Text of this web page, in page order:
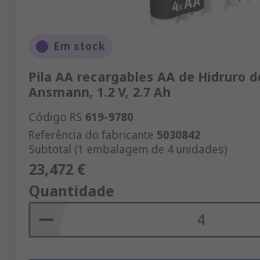
alcance de los niños, y se debe
ingestión.
Transporte aéreo: existen
restricciones y prohibiciones
transporte aéreo de baterías
litio. Tenga esto en cuenta al
transportar baterías de litio.
Em stock
Pila AA recargables AA de Hidruro
Ansmann, 1.2 V, 2.7 Ah
Código RS 619-9780
Referência do fabricante 5030842
Subtotal (1 embalagem de 4 unidades)
23,472 €
Quantidade